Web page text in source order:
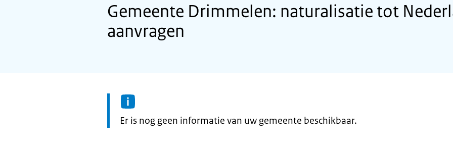
Gemeente Drimmelen: naturalisatie tot
aanvragen
Informatie:
Er is nog geen informatie van uw gemeente beschikbaar.